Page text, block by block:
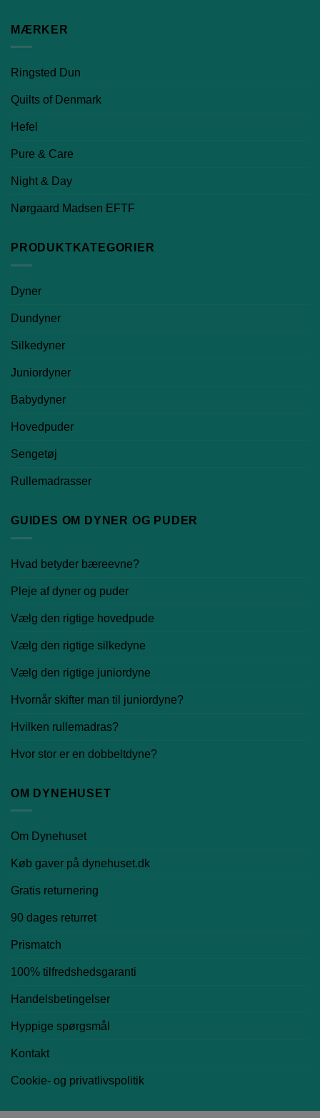
MÆRKER
Ringsted Dun
Quilts of Denmark
Hefel
Pure & Care
Night & Day
Nørgaard Madsen EFTF
PRODUKTKATEGORIER
Dyner
Dundyner
Silkedyner
Juniordyner
Babydyner
Hovedpuder
Sengetøj
Rullemadrasser
GUIDES OM DYNER OG PUDER
Hvad betyder bæreevne?
Pleje af dyner og puder
Vælg den rigtige hovedpude
Vælg den rigtige silkedyne
Vælg den rigtige juniordyne
Hvornår skifter man til juniordyne?
Hvilken rullemadras?
Hvor stor er en dobbeltdyne?
OM DYNEHUSET
Om Dynehuset
Køb gaver på dynehuset.dk
Gratis returnering
90 dages returret
Prismatch
100% tilfredshedsgaranti
Handelsbetingelser
Hyppige spørgsmål
Kontakt
Cookie- og privatlivspolitik